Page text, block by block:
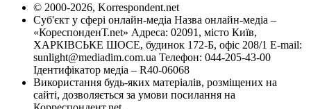
© 2000-2026, Korrespondent.net
Суб'єкт у сфері онлайн-медіа Назва онлайн-медіа –
«КореспонденТ.net» Адреса: 02091, місто Київ,
ХАРКІВСЬКЕ ШОСЕ, будинок 172-Б, офіс 208/1 E-mail:
sunlight@mediadim.com.ua Телефон: 044-205-43-00
Ідентифікатор медіа – R40-06068
Використання будь-яких матеріалів, розміщених на
сайті, дозволяється за умови посилання на